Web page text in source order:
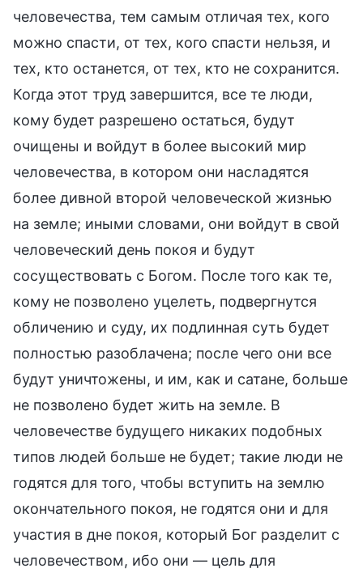
человечества, тем самым отличая тех, кого
можно спасти, от тех, кого спасти нельзя, и
тех, кто останется, от тех, кто не сохранится.
Когда этот труд завершится, все те люди,
кому будет разрешено остаться, будут
очищены и войдут в более высокий мир
человечества, в котором они насладятся
более дивной второй человеческой жизнью
на земле; иными словами, они войдут в свой
человеческий день покоя и будут
сосуществовать с Богом. После того как те,
кому не позволено уцелеть, подвергнутся
обличению и суду, их подлинная суть будет
полностью разоблачена; после чего они все
будут уничтожены, и им, как и сатане, больше
не позволено будет жить на земле. В
человечестве будущего никаких подобных
типов людей больше не будет; такие люди не
годятся для того, чтобы вступить на землю
окончательного покоя, не годятся они и для
участия в дне покоя, который Бог разделит с
человечеством, ибо они — цель для